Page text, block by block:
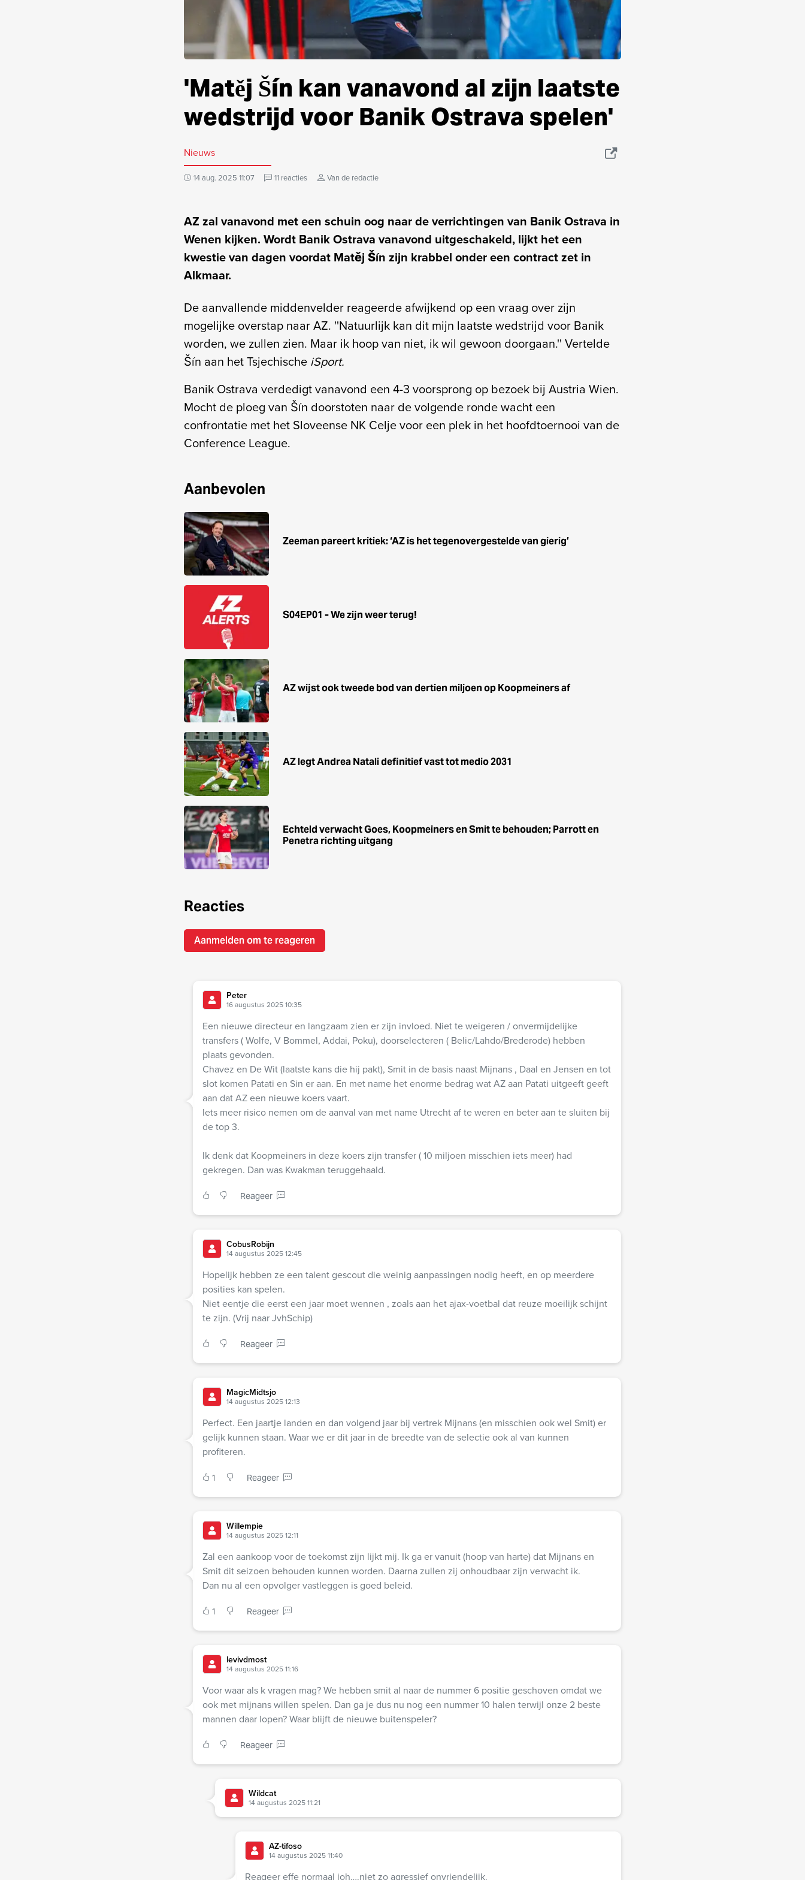
'Matěj Šín kan vanavond al zijn laatste
wedstrijd voor Banik Ostrava spelen'
Nieuws
14 aug. 2025 11:07 11 reacties Van de redactie
AZ zal vanavond met een schuin oog naar de verrichtingen van Banik Ostrava in
Wenen kijken. Wordt Banik Ostrava vanavond uitgeschakeld, lijkt het een
kwestie van dagen voordat Matěj Šín zijn krabbel onder een contract zet in
Alkmaar.
De aanvallende middenvelder reageerde afwijkend op een vraag over zijn
mogelijke overstap naar AZ. ''Natuurlijk kan dit mijn laatste wedstrijd voor Banik
worden, we zullen zien. Maar ik hoop van niet, ik wil gewoon doorgaan.'' Vertelde
Šín aan het Tsjechische iSport.
Banik Ostrava verdedigt vanavond een 4-3 voorsprong op bezoek bij Austria Wien.
Mocht de ploeg van Šín doorstoten naar de volgende ronde wacht een
confrontatie met het Sloveense NK Celje voor een plek in het hoofdtoernooi van de
Conference League.
Aanbevolen
Zeeman pareert kritiek: ‘AZ is het tegenovergestelde van gierig’
S04EP01 - We zijn weer terug!
AZ wijst ook tweede bod van dertien miljoen op Koopmeiners af
AZ legt Andrea Natali definitief vast tot medio 2031
Echteld verwacht Goes, Koopmeiners en Smit te behouden; Parrott en
Penetra richting uitgang
Reacties
Aanmelden om te reageren
Peter
16 augustus 2025 10:35
Een nieuwe directeur en langzaam zien er zijn invloed. Niet te weigeren / onvermijdelijke
transfers ( Wolfe, V Bommel, Addai, Poku), doorselecteren ( Belic/Lahdo/Brederode) hebben
plaats gevonden.
Chavez en De Wit (laatste kans die hij pakt), Smit in de basis naast Mijnans , Daal en Jensen en tot
slot komen Patati en Sin er aan. En met name het enorme bedrag wat AZ aan Patati uitgeeft geeft
aan dat AZ een nieuwe koers vaart.
Iets meer risico nemen om de aanval van met name Utrecht af te weren en beter aan te sluiten bij
de top 3.
Ik denk dat Koopmeiners in deze koers zijn transfer ( 10 miljoen misschien iets meer) had
gekregen. Dan was Kwakman teruggehaald.
Reageer
CobusRobijn
14 augustus 2025 12:45
Hopelijk hebben ze een talent gescout die weinig aanpassingen nodig heeft, en op meerdere
posities kan spelen.
Niet eentje die eerst een jaar moet wennen , zoals aan het ajax-voetbal dat reuze moeilijk schijnt
te zijn. (Vrij naar JvhSchip)
Reageer
MagicMidtsjo
14 augustus 2025 12:13
Perfect. Een jaartje landen en dan volgend jaar bij vertrek Mijnans (en misschien ook wel Smit) er
gelijk kunnen staan. Waar we er dit jaar in de breedte van de selectie ook al van kunnen
profiteren.
1 Reageer
Willempie
14 augustus 2025 12:11
Zal een aankoop voor de toekomst zijn lijkt mij. Ik ga er vanuit (hoop van harte) dat Mijnans en
Smit dit seizoen behouden kunnen worden. Daarna zullen zij onhoudbaar zijn verwacht ik.
Dan nu al een opvolger vastleggen is goed beleid.
1 Reageer
levivdmost
14 augustus 2025 11:16
Voor waar als k vragen mag? We hebben smit al naar de nummer 6 positie geschoven omdat we
ook met mijnans willen spelen. Dan ga je dus nu nog een nummer 10 halen terwijl onze 2 beste
mannen daar lopen? Waar blijft de nieuwe buitenspeler?
Reageer
Wildcat
14 augustus 2025 11:21
AZ-tifoso
14 augustus 2025 11:40
Reageer effe normaal joh….niet zo agressief onvriendelijk.